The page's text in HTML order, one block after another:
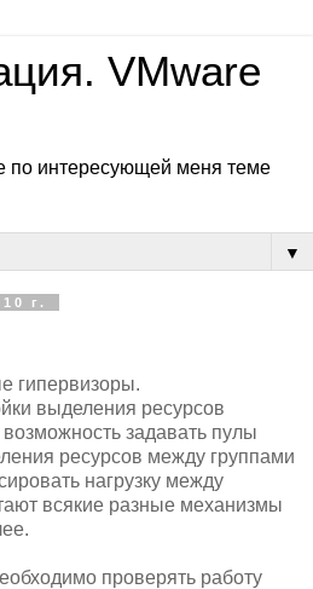
VMware
по интересующей меня теме
▼
г.
гипервизоры.
выделения ресурсов
задавать пулы
ресурсов между группами
нагрузку между
всякие разные механизмы
проверять работу